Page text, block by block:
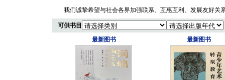
我们诚挚希望与社会各界加强联系、互惠互利、发展友好关
可供书目
最新图书
最新图书